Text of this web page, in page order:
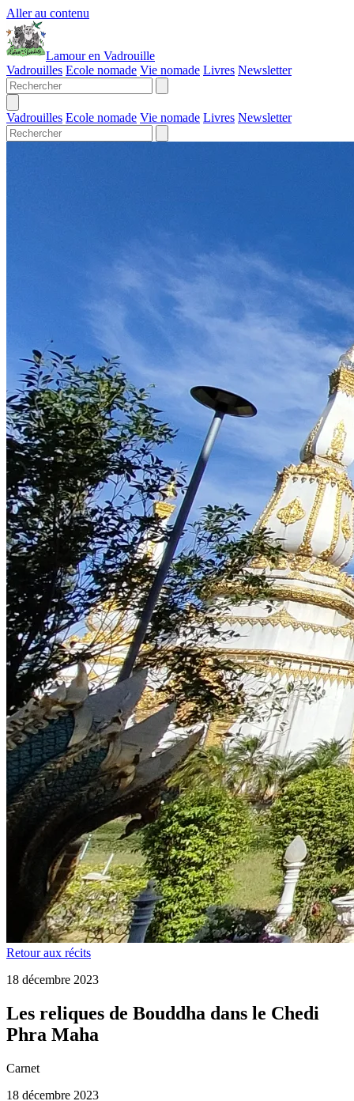
Aller au contenu
Lamour en Vadrouille
Vadrouilles Ecole nomade Vie nomade Livres Newsletter
Vadrouilles Ecole nomade Vie nomade Livres Newsletter
Retour aux récits
18 décembre 2023
Les reliques de Bouddha dans le Chedi
Phra Maha
Carnet
18 décembre 2023